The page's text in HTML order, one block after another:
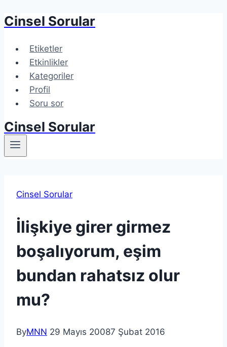
Cinsel Sorular
Etiketler
Etkinlikler
Kategoriler
Profil
Soru sor
Cinsel Sorular
Cinsel Sorular
İlişkiye girer girmez
boşalıyorum, eşim
bundan rahatsız olur
mu?
ByMNN 29 Mayıs 20087 Şubat 2016